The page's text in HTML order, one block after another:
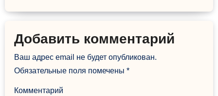
Добавить комментарий
Ваш адрес email не будет опубликован.
Обязательные поля помечены*
Комментарий